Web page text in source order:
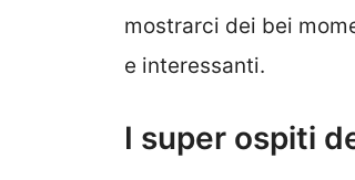
mostrarci dei bei
e interessanti.
I super ospiti